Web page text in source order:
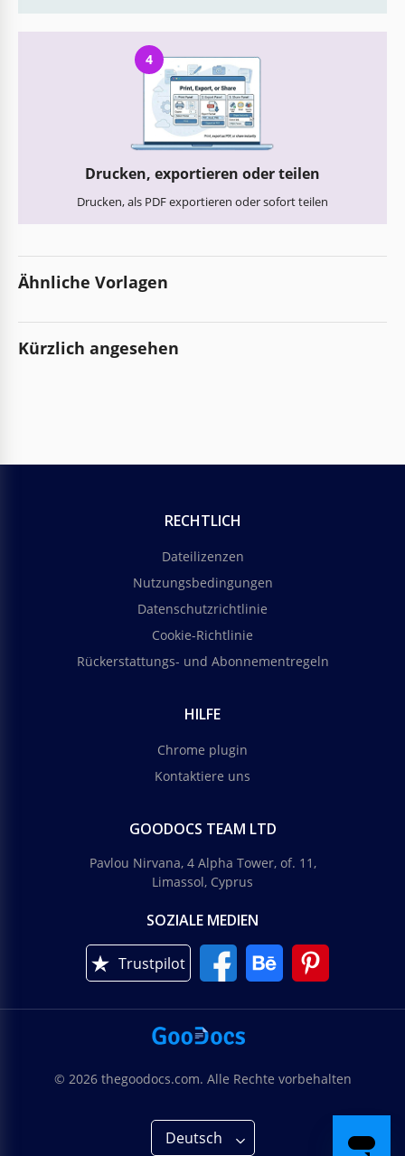
4
Drucken, exportieren oder teilen
Drucken, als PDF exportieren oder sofort teilen
Ähnliche Vorlagen
Kürzlich angesehen
RECHTLICH
Dateilizenzen
Nutzungsbedingungen
Datenschutzrichtlinie
Cookie-Richtlinie
Rückerstattungs- und Abonnementregeln
HILFE
Chrome plugin
Kontaktiere uns
GOODOCS TEAM LTD
Pavlou Nirvana, 4 Alpha Tower, of. 11,
Limassol, Cyprus
SOZIALE MEDIEN
Trustpilot
© 2026 thegoodocs.com. Alle Rechte vorbehalten
Deutsch